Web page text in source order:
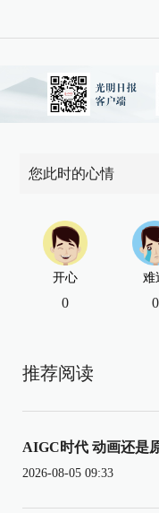
您此时的心情
开心
0
难
0
推荐阅读
AIGC时代 动画还是
2026-08-05 09:33